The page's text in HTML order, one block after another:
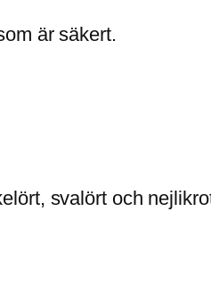
är säkert.
svalört och